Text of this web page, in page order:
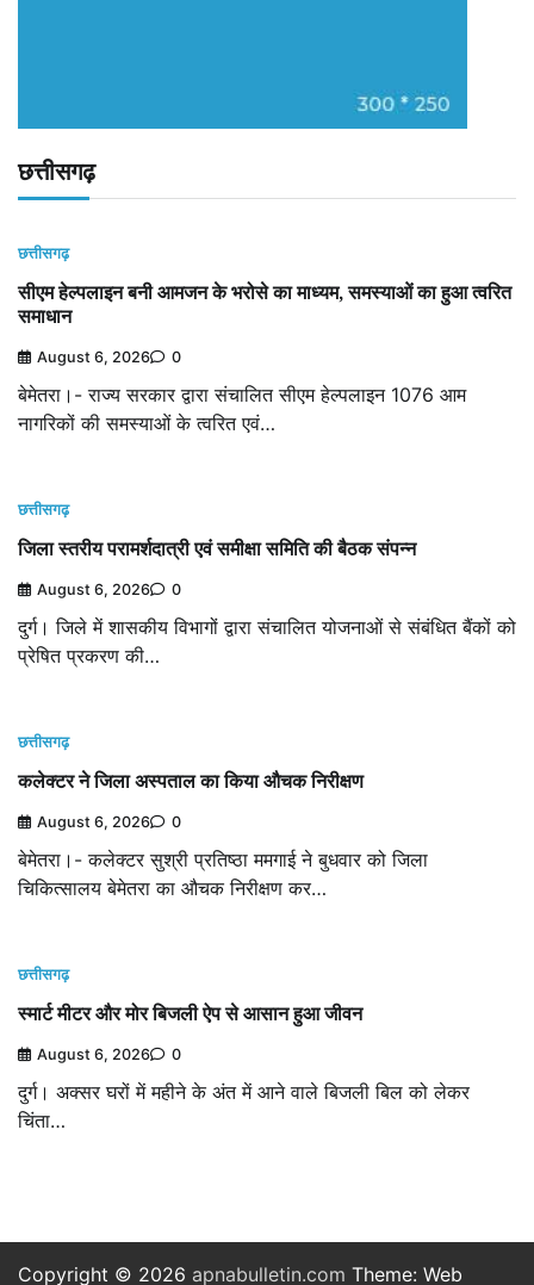
छत्तीसगढ़
छत्तीसगढ़
सीएम हेल्पलाइन बनी आमजन के भरोसे का माध्यम, समस्याओं का हुआ त्वरित
समाधान
August 6, 2026 0
बेमेतरा।- राज्य सरकार द्वारा संचालित सीएम हेल्पलाइन 1076 आम
नागरिकों की समस्याओं के त्वरित एवं…
छत्तीसगढ़
जिला स्तरीय परामर्शदात्री एवं समीक्षा समिति की बैठक संपन्न
August 6, 2026 0
दुर्ग। जिले में शासकीय विभागों द्वारा संचालित योजनाओं से संबंधित बैंकों को
प्रेषित प्रकरण की…
छत्तीसगढ़
कलेक्टर ने जिला अस्पताल का किया औचक निरीक्षण
August 6, 2026 0
बेमेतरा।- कलेक्टर सुश्री प्रतिष्ठा ममगाई ने बुधवार को जिला
चिकित्सालय बेमेतरा का औचक निरीक्षण कर…
छत्तीसगढ़
स्मार्ट मीटर और मोर बिजली ऐप से आसान हुआ जीवन
August 6, 2026 0
दुर्ग। अक्सर घरों में महीने के अंत में आने वाले बिजली बिल को लेकर
चिंता…
Copyright © 2026 apnabulletin.com Theme: Web